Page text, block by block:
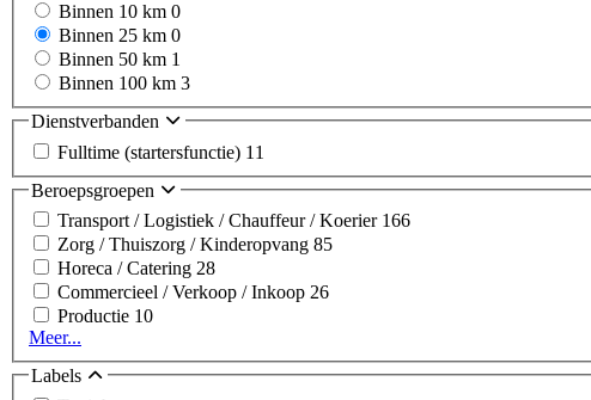
Binnen 10 km 0
Binnen 25 km 0
Binnen 50 km 1
Binnen 100 km 3
Dienstverbanden
Fulltime (startersfunctie) 11
Beroepsgroepen
Transport / Logistiek / Chauffeur / Koerier 166
Zorg / Thuiszorg / Kinderopvang 85
Horeca / Catering 28
Commercieel / Verkoop / Inkoop 26
Productie 10
Meer...
Labels